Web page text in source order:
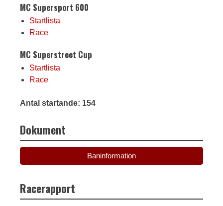
MC Supersport 600
Startlista
Race
MC Superstreet Cup
Startlista
Race
Antal startande: 154
Dokument
Baninformation
Racerapport